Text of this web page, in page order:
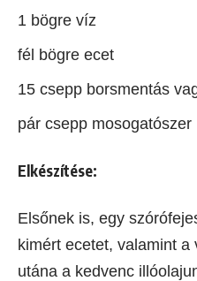
1 bögre víz
fél bögre ecet
15 csepp borsmentás
pár csepp mosogatószer
Elkészítése:
Elsőnek is, egy
kimért ecetet, valamint a
utána a kedvenc